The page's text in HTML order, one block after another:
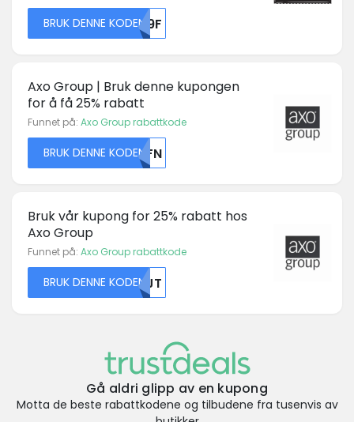
BRUK DENNE KODENT09F
Axo Group | Bruk denne kupongen
for å få 25% rabatt
Funnet på: Axo Group rabattkode
BRUK DENNE KODENU0FN
Bruk vår kupong for 25% rabatt hos
Axo Group
Funnet på: Axo Group rabattkode
BRUK DENNE KODENNTJT
Gå aldri glipp av en kupong
Motta de beste rabattkodene og tilbudene fra tusenvis av